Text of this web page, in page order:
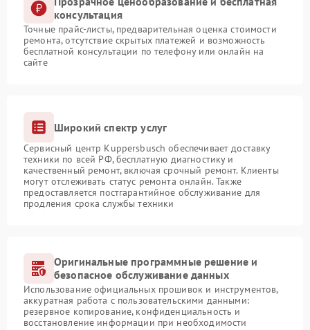
консультация
Точные прайс-листы, предварительная оценка стоимости
ремонта, отсутствие скрытых платежей и возможность
бесплатной консультации по телефону или онлайн на
сайте
Широкий спектр услуг
Сервисный центр Kuppersbusch обеспечивает доставку
техники по всей РФ, бесплатную диагностику и
качественный ремонт, включая срочный ремонт. Клиенты
могут отслеживать статус ремонта онлайн. Также
предоставляется постгарантийное обслуживание для
продления срока службы техники
Оригинальные программные решение и
безопасное обслуживание данных
Использование официальных прошивок и инструментов,
аккуратная работа с пользовательскими данными:
резервное копирование, конфиденциальность и
восстановление информации при необходимости